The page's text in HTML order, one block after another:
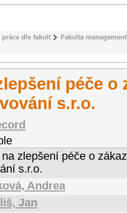
dle fakult
Fakulta
péče o
s.r.o.
zlepšení péče o
s.r.o.
Andrea
Jan